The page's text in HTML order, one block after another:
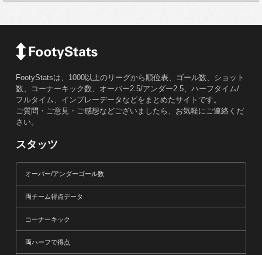
FootyStatsは、1000以上のリーグから順位表、ゴール数、ショット
数、コーナーキック数、オーバー2.5/アンダー2.5、ハーフタイム/
フルタイム、インプレーデータなどをまとめたサイトです。
ご質問・ご意見・ご感想などございましたら、お気軽にご連絡くだ
さい。
スタッツ
オーバー/アンダーゴール数
両チーム得点データ
コーナーキック
両ハーフで得点